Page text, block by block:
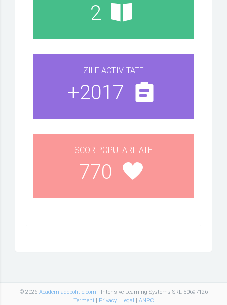
2
ZILE ACTIVITATE
+2017
SCOR POPULARITATE
770
© 2026 Academiadepolitie.com - Intensive Learning Systems SRL 50697126
Termeni | Privacy| Legal | ANPC